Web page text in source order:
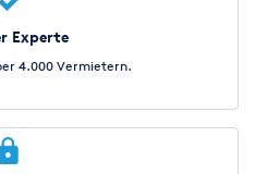
Experte
4.000 Vermietern.